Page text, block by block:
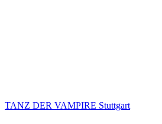
TANZ DER VAMPIRE Stuttgart